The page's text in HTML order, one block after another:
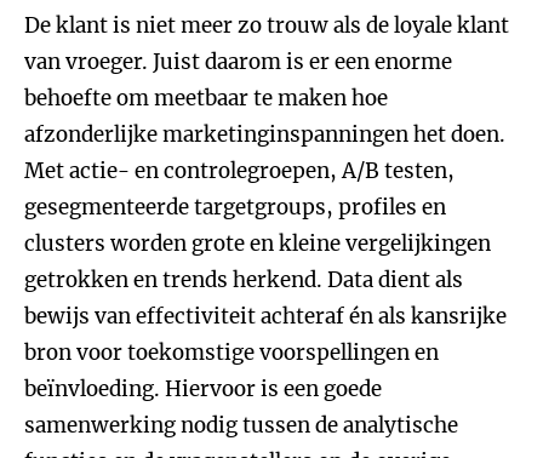
De klant is niet meer zo trouw als de loyale klant
van vroeger. Juist daarom is er een enorme
behoefte om meetbaar te maken hoe
afzonderlijke marketinginspanningen het doen.
Met actie- en controlegroepen, A/B testen,
gesegmenteerde targetgroups, profiles en
clusters worden grote en kleine vergelijkingen
getrokken en trends herkend. Data dient als
bewijs van effectiviteit achteraf én als kansrijke
bron voor toekomstige voorspellingen en
beïnvloeding. Hiervoor is een goede
samenwerking nodig tussen de analytische